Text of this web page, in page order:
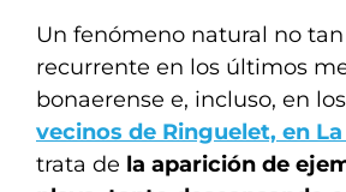
Un fenómeno natural no
recurrente en los últimos
bonaerense e, incluso, en
vecinos de Ringuelet, en
trata de la aparición de